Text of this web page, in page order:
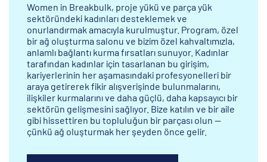
Women in Breakbulk, proje yükü ve parça yük
sektöründeki kadınları desteklemek ve
onurlandırmak amacıyla kurulmuştur. Program, özel
bir ağ oluşturma salonu ve bizim özel kahvaltımızla,
anlamlı bağlantı kurma fırsatları sunuyor. Kadınlar
tarafından kadınlar için tasarlanan bu girişim,
kariyerlerinin her aşamasındaki profesyonelleri bir
araya getirerek fikir alışverişinde bulunmalarını,
ilişkiler kurmalarını ve daha güçlü, daha kapsayıcı bir
sektörün gelişmesini sağlıyor. Bize katılın ve bir aile
gibi hissettiren bu topluluğun bir parçası olun —
çünkü ağ oluşturmak her şeyden önce gelir.